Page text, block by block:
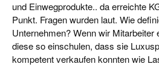
und Einwegprodukte.. da erreichte
Punkt. Fragen wurden laut. Wie
Unternehmen? Wenn wir
diese so einschulen, dass sie
kompetent verkaufen konnten wie